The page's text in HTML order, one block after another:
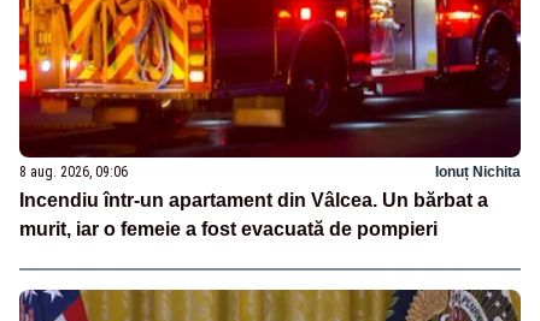
8 aug. 2026, 09:06 Ionuț Nichita
Incendiu într-un apartament din Vâlcea. Un bărbat a
murit, iar o femeie a fost evacuată de pompieri